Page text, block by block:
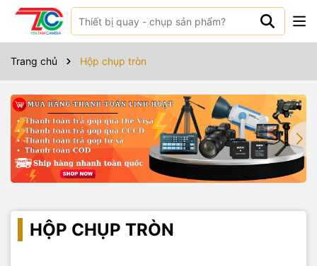
Trang chủ Hộp chụp tròn
HỘP CHỤP TRÒN